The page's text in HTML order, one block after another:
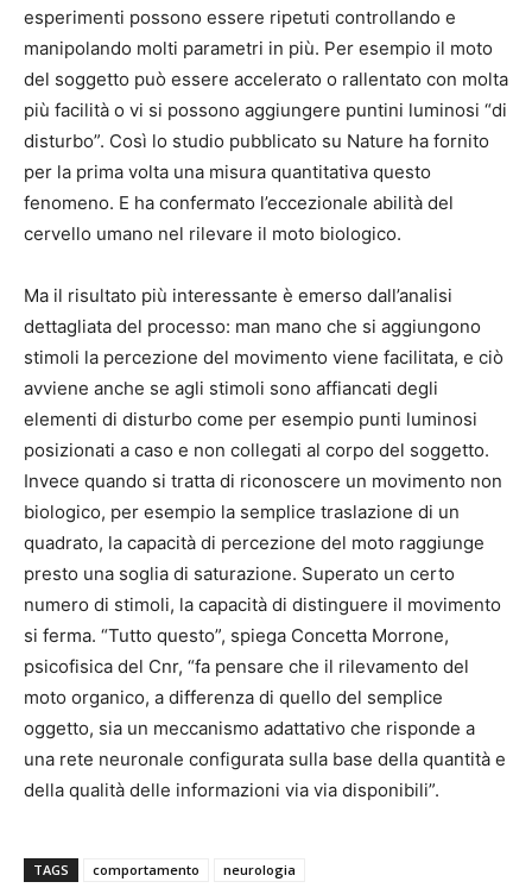
esperimenti possono essere ripetuti controllando e
manipolando molti parametri in più. Per esempio il moto
del soggetto può essere accelerato o rallentato con molta
più facilità o vi si possono aggiungere puntini luminosi “di
disturbo”. Così lo studio pubblicato su Nature ha fornito
per la prima volta una misura quantitativa questo
fenomeno. E ha confermato l’eccezionale abilità del
cervello umano nel rilevare il moto biologico.
Ma il risultato più interessante è emerso dall’analisi
dettagliata del processo: man mano che si aggiungono
stimoli la percezione del movimento viene facilitata, e ciò
avviene anche se agli stimoli sono affiancati degli
elementi di disturbo come per esempio punti luminosi
posizionati a caso e non collegati al corpo del soggetto.
Invece quando si tratta di riconoscere un movimento non
biologico, per esempio la semplice traslazione di un
quadrato, la capacità di percezione del moto raggiunge
presto una soglia di saturazione. Superato un certo
numero di stimoli, la capacità di distinguere il movimento
si ferma. “Tutto questo”, spiega Concetta Morrone,
psicofisica del Cnr, “fa pensare che il rilevamento del
moto organico, a differenza di quello del semplice
oggetto, sia un meccanismo adattativo che risponde a
una rete neuronale configurata sulla base della quantità e
della qualità delle informazioni via via disponibili”.
TAGS comportamento neurologia